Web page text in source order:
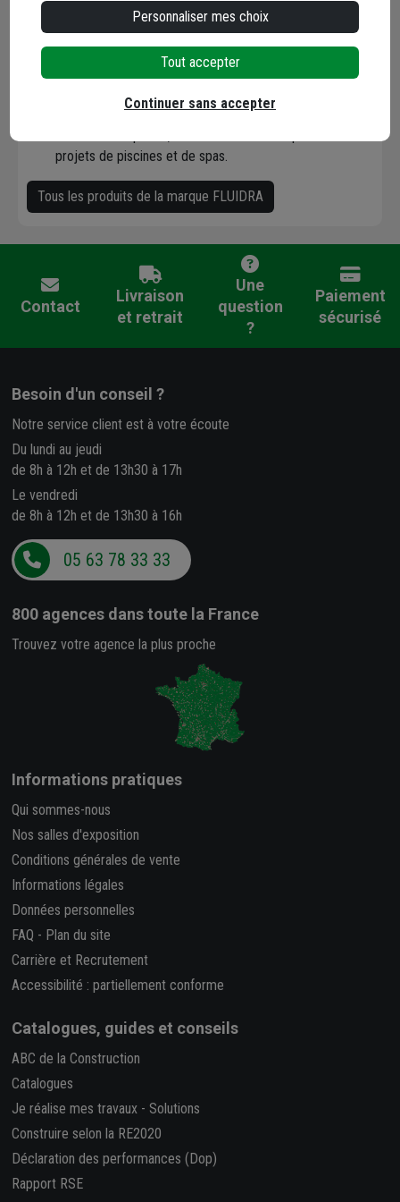
piscines intérieures.
Construction de piscine: La marque fournit des
structures de piscines, des liners et de nombreux
accessoires de plomberie (raccords PVC, vannes). En
choisissant les produits Fluidra, les professionnels optent
pour un partenaire de confiance, capable de fournir des
projets de piscines et de spas.
Tous les produits de la marque FLUIDRA
Contact
Livraison
et retrait
Une
question
?
Paiement
sécurisé
Besoin d'un conseil ?
Notre service client est à votre écoute
Du lundi au jeudi
de 8h à 12h et de 13h30 à 17h
Le vendredi
de 8h à 12h et de 13h30 à 16h
05 63 78 33 33
800 agences dans toute la France
Trouvez votre agence la plus proche
Informations pratiques
Qui sommes-nous
Nos salles d'exposition
Conditions générales de vente
Informations légales
Données personnelles
FAQ - Plan du site
Carrière et Recrutement
Accessibilité : partiellement conforme
Catalogues, guides et conseils
ABC de la Construction
Catalogues
Je réalise mes travaux - Solutions
Construire selon la RE2020
Déclaration des performances (Dop)
Rapport RSE
Personnaliser mes choix
Tout accepter
Continuer sans accepter